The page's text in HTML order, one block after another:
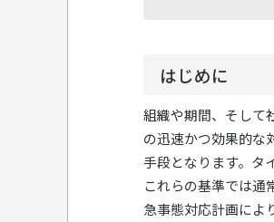
はじめに
組織や期間、そして
の迅速かつ効果的な
手段となります。タ
これらの基準では通
急事態対応計画によ